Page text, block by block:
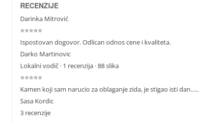
RECENZIJE
Darinka Mitrović
⭐⭐⭐⭐⭐
Ispostovan dogovor. Odlican odnos cene i kvaliteta.
Darko Martinovic
Lokalni vodič· 1 recenzija · 88 slika
⭐⭐⭐⭐⭐
Kamen koji sam narucio za oblaganje zida, je stigao isti dan…..
Sasa Kordic
3 recenzije